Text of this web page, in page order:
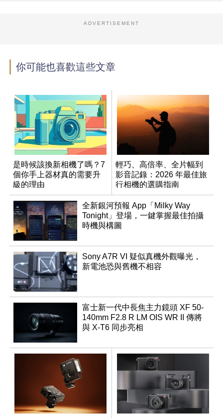
ADVERTISEMENT
你可能也喜歡這些文章
是時候該換新相機了嗎？7
個你手上器材真的需要升
級的理由
輕巧、高倍率、全片幅到
影音記錄：2026 年最佳旅
行相機的選購指南
全新銀河預報 App「Milky Way
Tonight」登場，一鍵掌握最佳拍攝
時機與構圖
Sony A7R VI 疑似真機外觀曝光，
新電池恐與舊機不相容
富士新一代中長焦主力鏡頭 XF 50-
140mm F2.8 R LM OIS WR II 傳將
與 X-T6 同步亮相